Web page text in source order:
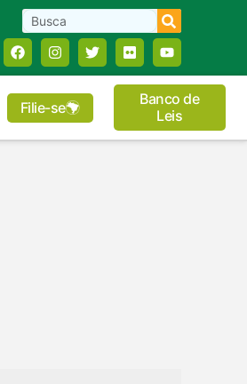
Filie-se
Banco de
Leis